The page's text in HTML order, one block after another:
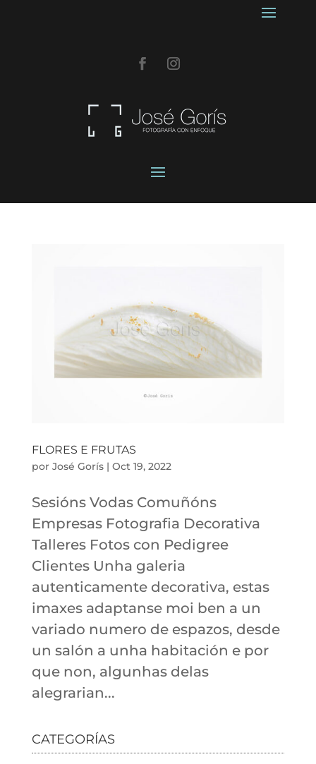
FLORES E FRUTAS
por José Gorís| Oct 19, 2022
Sesións Vodas Comuñóns
Empresas Fotografia Decorativa
Talleres Fotos con Pedigree
Clientes Unha galeria
autenticamente decorativa, estas
imaxes adaptanse moi ben a un
variado numero de espazos, desde
un salón a unha habitación e por
que non, algunhas delas
alegrarian...
CATEGORÍAS